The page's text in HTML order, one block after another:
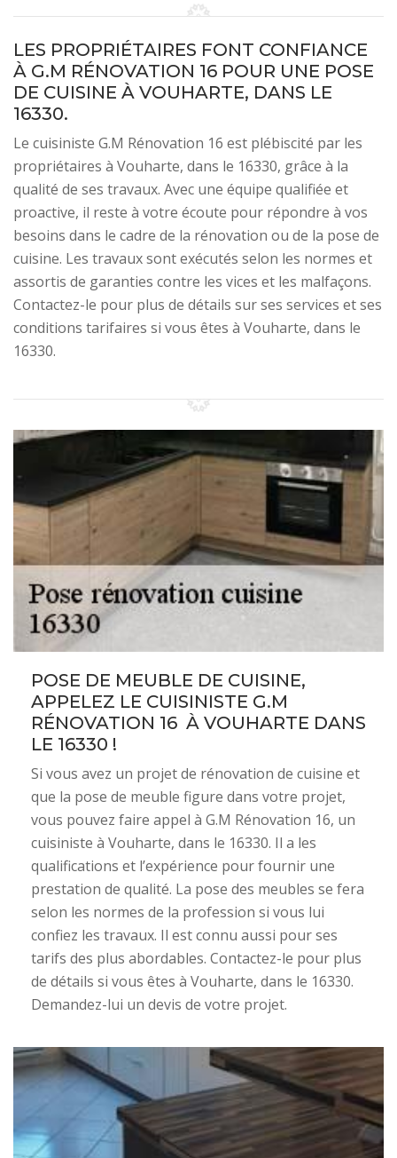
LES PROPRIÉTAIRES FONT CONFIANCE
À G.M RÉNOVATION 16 POUR UNE POSE
DE CUISINE À VOUHARTE, DANS LE
16330.
Le cuisiniste G.M Rénovation 16 est plébiscité par les
propriétaires à Vouharte, dans le 16330, grâce à la
qualité de ses travaux. Avec une équipe qualifiée et
proactive, il reste à votre écoute pour répondre à vos
besoins dans le cadre de la rénovation ou de la pose de
cuisine. Les travaux sont exécutés selon les normes et
assortis de garanties contre les vices et les malfaçons.
Contactez-le pour plus de détails sur ses services et ses
conditions tarifaires si vous êtes à Vouharte, dans le
16330.
POSE DE MEUBLE DE CUISINE,
APPELEZ LE CUISINISTE G.M
RÉNOVATION 16 À VOUHARTE DANS
LE 16330 !
Si vous avez un projet de rénovation de cuisine et
que la pose de meuble figure dans votre projet,
vous pouvez faire appel à G.M Rénovation 16, un
cuisiniste à Vouharte, dans le 16330. Il a les
qualifications et l’expérience pour fournir une
prestation de qualité. La pose des meubles se fera
selon les normes de la profession si vous lui
confiez les travaux. Il est connu aussi pour ses
tarifs des plus abordables. Contactez-le pour plus
de détails si vous êtes à Vouharte, dans le 16330.
Demandez-lui un devis de votre projet.